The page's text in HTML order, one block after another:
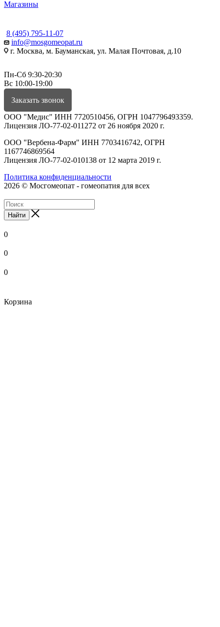
Магазины
8 (495) 795-11-07
info@mosgomeopat.ru
г. Москва, м. Бауманская, ул. Малая Почтовая, д.10
Пн-Сб 9:30-20:30
Вс 10:00-19:00
Заказать звонок
ООО "Медис" ИНН 7720510456, ОГРН 1047796493359.
Лицензия ЛО-77-02-011272 от 26 ноября 2020 г.
ООО "Вербена-Фарм" ИНН 7703416742, ОГРН
1167746869564
Лицензия ЛО-77-02-010138 от 12 марта 2019 г.
Политика конфиденциальности
2026 © Мосгомеопат - гомеопатия для всех
Найти
0
0
0
Корзина